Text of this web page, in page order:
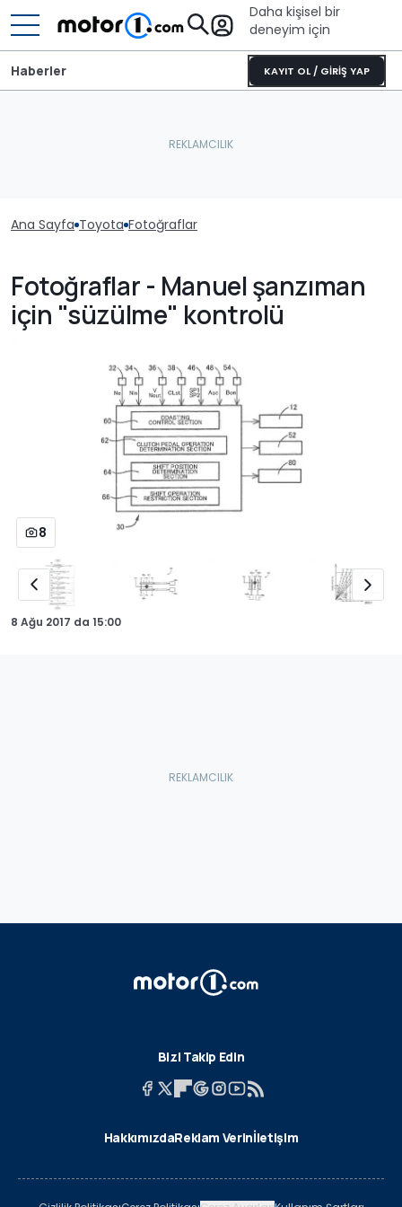
Daha kişisel bir
deneyim için
KAYIT OL / GİRİŞ YAP
Haberler
Ana Sayfa Toyota Fotoğraflar
Fotoğraflar - Manuel şanzıman
için "süzülme" kontrolü
8
8 Ağu 2017 da 15:00
Bizi Takip Edin
HakkımızdaReklam Verinİletişim